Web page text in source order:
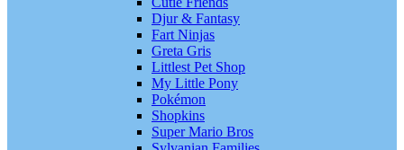
Djur & Fantasy
Fart Ninjas
Greta Gris
Littlest Pet Shop
My Little Pony
Pokémon
Shopkins
Super Mario Bros